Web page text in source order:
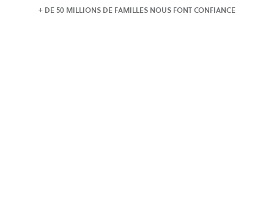
+ DE 50 MILLIONS DE FAMILLES NOUS FONT CONFIANCE